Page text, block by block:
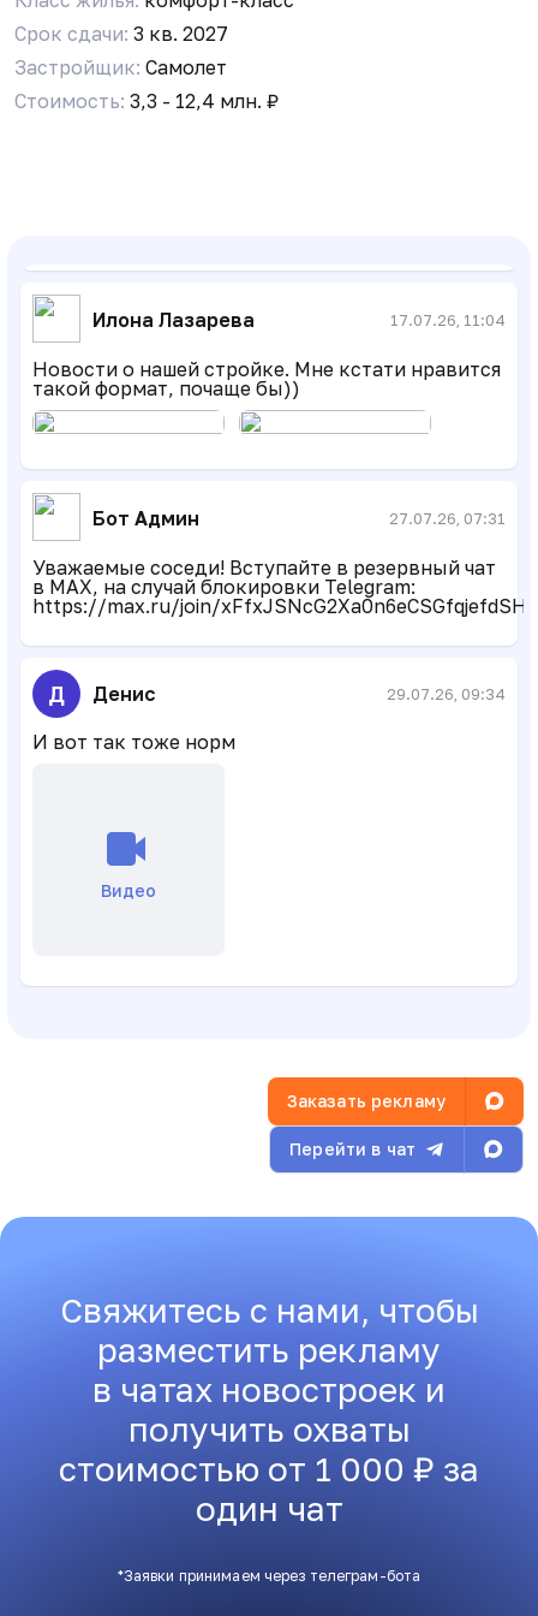
Срок сдачи: 3 кв. 2027
Застройщик: Самолет
Стоимость: 3,3 - 12,4 млн. ₽
Д Денис 29.07.26, 09:34
И вот так тоже норм
Видео
Бот Админ 27.07.26, 07:31
Уважаемые соседи! Вступайте в резервный чат
в MAX, на случай блокировки Telegram:
https://max.ru/join/
Илона Лазарева 17.07.26, 11:04
Новости о нашей стройке. Мне кстати нравится
такой формат, почаще бы))
https://samolet.ru/ufa/project/urban-marten за
Заказать рекламу
Перейти в чат
Свяжитесь с нами, чтобы
разместить рекламу
в чатах новостроек и
получить охваты
стоимостью от 1 000 ₽ за
один чат
*Заявки принимаем через телеграм-бота